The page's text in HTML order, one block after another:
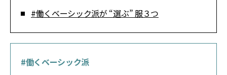
#働くベーシック派が “選ぶ” 服３つ
#働くベーシック派